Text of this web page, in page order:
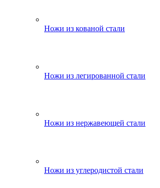
Ножи из кованой стали
Ножи из легированной стали
Ножи из нержавеющей стали
Ножи из углеродистой стали